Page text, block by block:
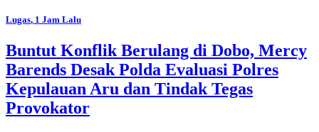
Lugas, 1 Jam Lalu
Buntut Konflik Berulang di Dobo, Mercy
Barends Desak Polda Evaluasi Polres
Kepulauan Aru dan Tindak Tegas
Provokator